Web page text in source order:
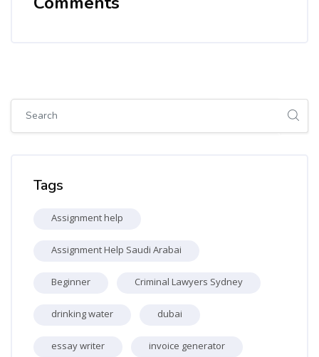
Tags
Assignment help
Assignment Help Saudi Arabai
Beginner Criminal Lawyers Sydney
drinking water dubai
essay writer invoice generator